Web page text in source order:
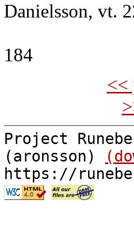
Danielsson, vt.
184
<<
Project
(aronsson)
https://